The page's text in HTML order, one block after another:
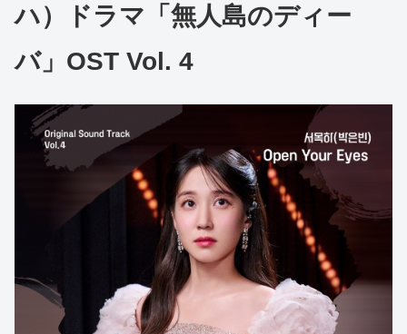
ハ）ドラマ「無人島のディー
バ」OST Vol. 4